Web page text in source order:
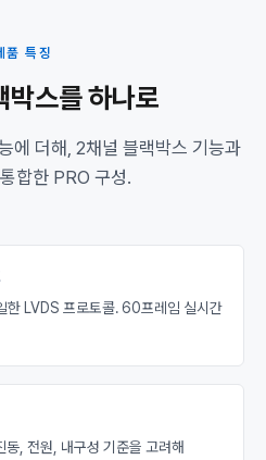
품 특징
박스를 하나로
에 더해, 2채널 블랙박스 기능과
합한 PRO 구성.
한 LVDS 프로토콜. 60프레임 실시간
, 전원, 내구성 기준을 고려해